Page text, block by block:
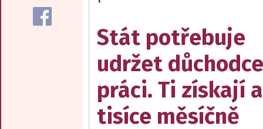
Stát potřebuje
udržet
práci. Ti získají
tisíce měsíčně